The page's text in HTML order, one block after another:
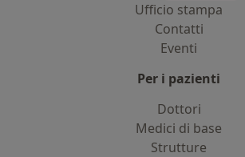
Ufficio stampa
Contatti
Eventi
Per i pazienti
Dottori
Medici di base
Strutture